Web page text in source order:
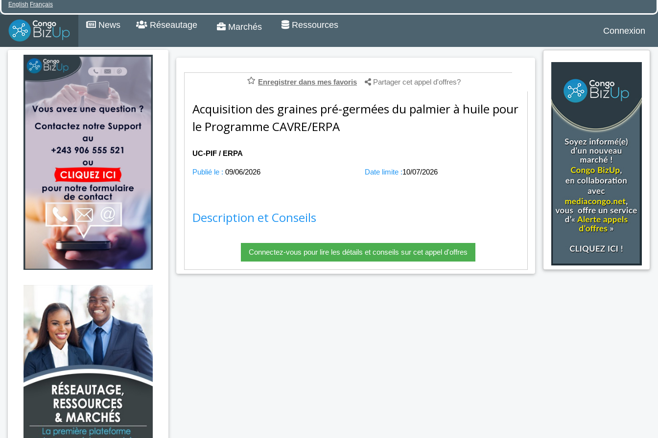
English Français
News Réseautage Marchés Ressources
Connexion
Enregistrer dans mes favoris Partager cet appel d'offres?
Acquisition des graines pré-germées du palmier à huile pour
le Programme CAVRE/ERPA
UC-PIF / ERPA
Publié le : 09/06/2026 Date limite :10/07/2026
Description et Conseils
Connectez-vous pour lire les détails et conseils sur cet appel d'offres